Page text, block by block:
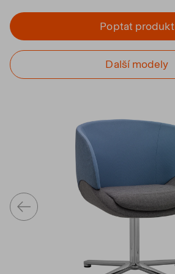
Poptat produkt
Další modely